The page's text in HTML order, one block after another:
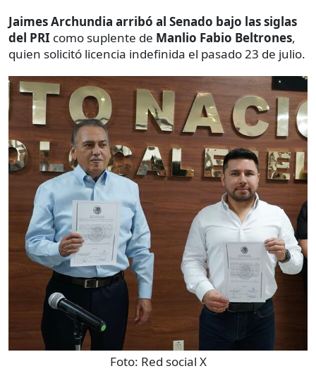
Jaimes Archundia arribó al Senado bajo las siglas
del PRI como suplente de Manlio Fabio Beltrones,
quien solicitó licencia indefinida el pasado 23 de julio.
Foto: Red social X